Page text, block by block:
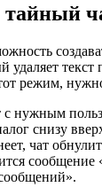
тайный
текст
режим,
с нужным
снизу
чат